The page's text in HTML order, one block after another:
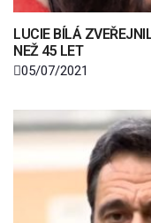
LUCIE BÍLÁ
NEŽ 45 LET
05/07/2021